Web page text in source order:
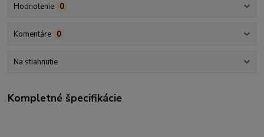
Hodnotenie 0
Komentáre 0
Na stiahnutie
Kompletné špecifikácie